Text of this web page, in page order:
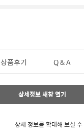
상품후기 Q & A
상세정보 새창 열기
상세 정보를 확대해 보실